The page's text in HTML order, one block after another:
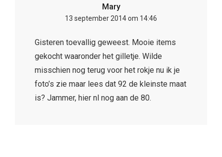
Mary
13 september 2014 om 14:46
Gisteren toevallig geweest. Mooie items
gekocht waaronder het gilletje. Wilde
misschien nog terug voor het rokje nu ik je
foto’s zie maar lees dat 92 de kleinste maat
is? Jammer, hier nl nog aan de 80.